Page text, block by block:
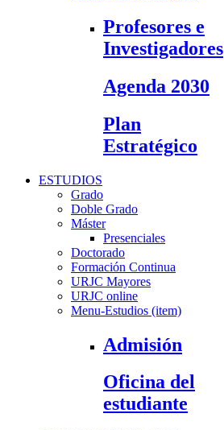
Profesores e
Investigadores
Agenda 2030
Plan
Estratégico
ESTUDIOS
Grado
Doble Grado
Máster
Presenciales
Doctorado
Formación Continua
URJC Mayores
URJC online
Menu-Estudios (item)
Admisión
Oficina del
estudiante